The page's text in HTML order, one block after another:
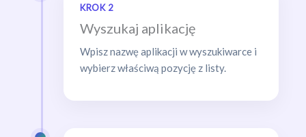
KROK 2
Wyszukaj aplikację
Wpisz nazwę aplikacji w wyszukiwarce i
wybierz właściwą pozycję z listy.